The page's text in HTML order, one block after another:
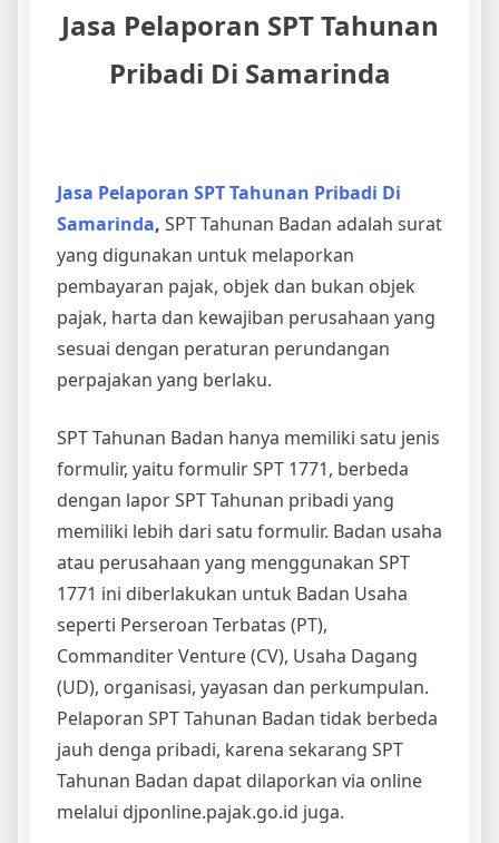
yang digunakan untuk melaporkan
pembayaran pajak, objek dan bukan objek
pajak, harta dan kewajiban perusahaan yang
SPT Tahunan Badan hanya memiliki satu jenis
formulir, yaitu formulir SPT 1771, berbeda
dengan lapor SPT Tahunan pribadi yang
memiliki lebih dari satu formulir. Badan usaha
atau perusahaan yang menggunakan SPT
1771 ini diberlakukan untuk Badan Usaha
seperti Perseroan Terbatas (PT),
(UD), organisasi, yayasan dan perkumpulan.
Pelaporan SPT Tahunan Badan tidak berbeda
jauh denga pribadi, karena sekarang SPT
Tahunan Badan dapat dilaporkan via online
melalui djponline.pajak.go.id juga.
Aturan soal kewajiban melakukan lapor SPT
tahunan PPh Badan diatur dalam Peraturan
Dirjen Pajak No. PER-30/PJ/2017 tentang
Perubahan Keempat atas PER-34/PJ/2010.